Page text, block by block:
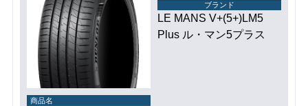
ブランド
LE MANS V+(5+)LM5
Plus ル・マン5プラス
商品名